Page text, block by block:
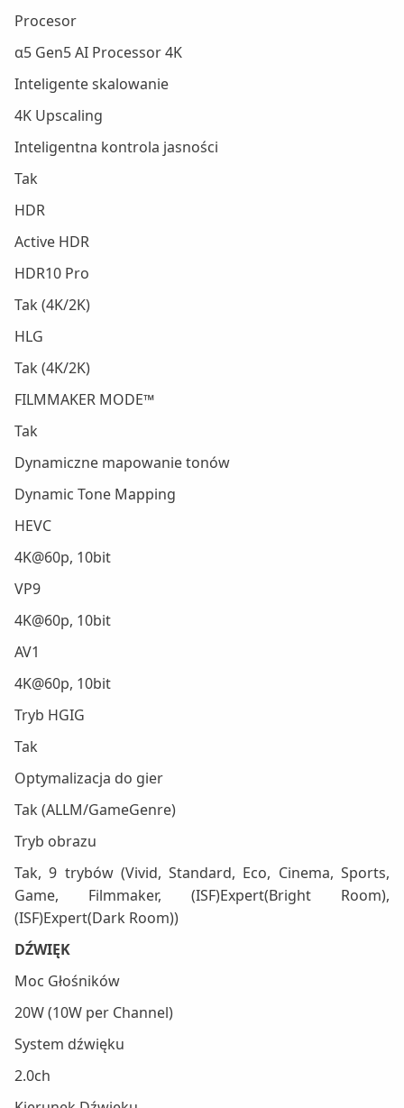
Procesor
α5 Gen5 AI Processor 4K
Inteligente skalowanie
4K Upscaling
Inteligentna kontrola jasności
Tak
HDR
Active HDR
HDR10 Pro
Tak (4K/2K)
HLG
Tak (4K/2K)
FILMMAKER MODE™
Tak
Dynamiczne mapowanie tonów
Dynamic Tone Mapping
HEVC
4K@60p, 10bit
VP9
4K@60p, 10bit
AV1
4K@60p, 10bit
Tryb HGIG
Tak
Optymalizacja do gier
Tak (ALLM/GameGenre)
Tryb obrazu
Tak, 9 trybów (Vivid, Standard, Eco, Cinema, Sports,
Game, Filmmaker, (ISF)Expert(Bright Room),
(ISF)Expert(Dark Room))
DŹWIĘK
Moc Głośników
20W (10W per Channel)
System dźwięku
2.0ch